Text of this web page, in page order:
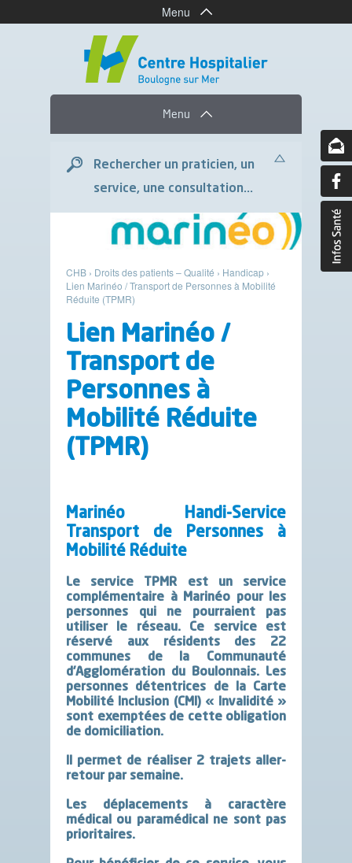
Menu
Menu
Rechercher un praticien, un
service, une consultation...
CHB › Droits des patients – Qualité › Handicap ›
Lien Marinéo / Transport de Personnes à Mobilité
Réduite (TPMR)
Lien Marinéo /
Transport de
Personnes à
Mobilité Réduite
(TPMR)
Marinéo Handi-Service
Transport de Personnes à
Mobilité Réduite
Le service TPMR est un service
complémentaire à Marinéo pour les
personnes qui ne pourraient pas
utiliser le réseau. Ce service est
réservé aux résidents des 22
communes de la Communauté
d’Agglomération du Boulonnais. Les
personnes détentrices de la Carte
Mobilité Inclusion (CMI) « Invalidité »
sont exemptées de cette obligation
de domiciliation.
Il permet de réaliser 2 trajets aller-
retour par semaine.
Les déplacements à caractère
médical ou paramédical ne sont pas
prioritaires.